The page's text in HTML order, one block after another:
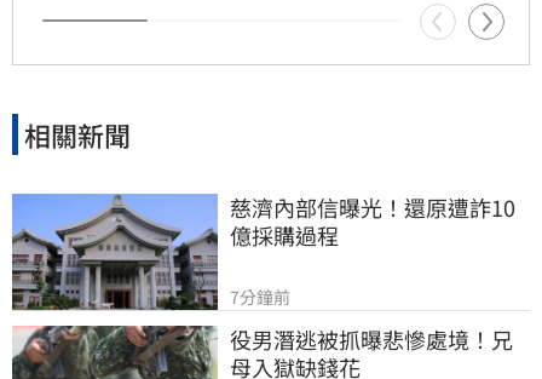
相關新聞
慈濟內部信曝光！還原遭詐10
億採購過程
7分鐘前
役男潛逃被抓曝悲慘處境！兄
母入獄缺錢花